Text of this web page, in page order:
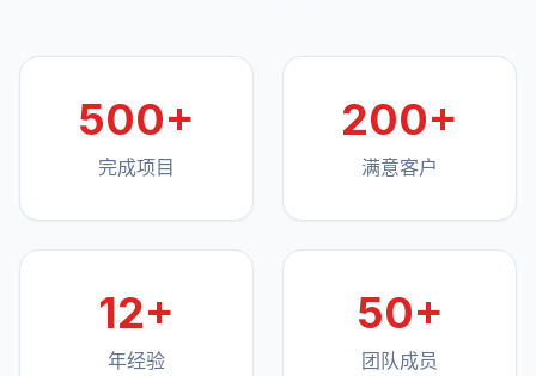
500+
完成项目
200+
满意客户
12+
年经验
50+
团队成员